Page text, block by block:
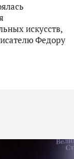
искусств,
Федору